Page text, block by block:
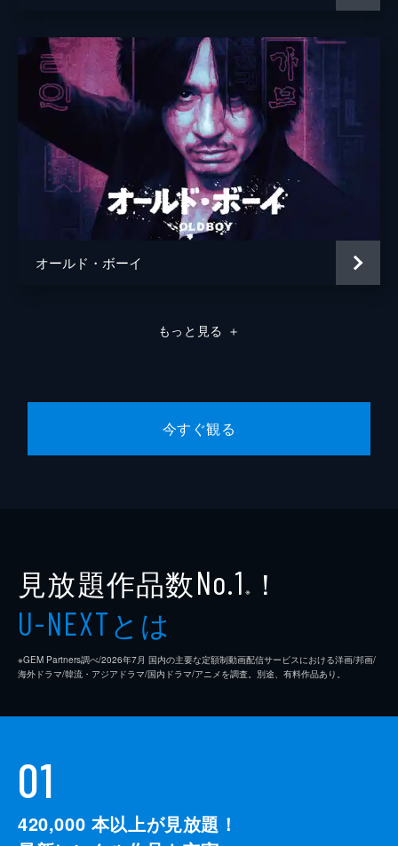
オールド・ボーイ
もっと見る ＋
今すぐ観る
見放題作品数No.1 ※ ！
U-NEXTとは
※GEM Partners調べ/2026年7⽉ 国内の主要な定額制動画配信サービスにおける洋画/邦画/
海外ドラマ/韓流・アジアドラマ/国内ドラマ/アニメを調査。別途、有料作品あり。
01
420,000 本以上が見放題！